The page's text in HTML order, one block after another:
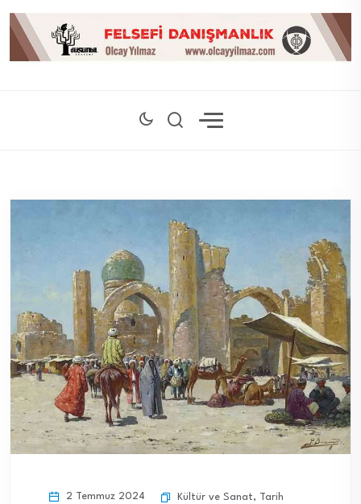
2 Temmuz 2024 Kültür ve Sanat, Tarih